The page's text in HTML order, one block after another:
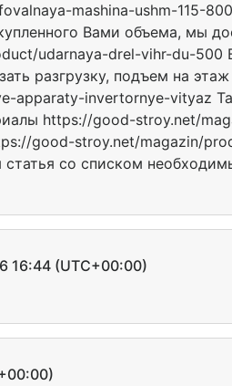
mashina-ushm-115-
Вами объема, мы
udarnaya-drel-vihr-du-500
разгрузку, подъем на
apparaty-invertornye-vityaz
https://good-stroy.net/
good-stroy.net/magazin/
со списком
(UTC+00:00)